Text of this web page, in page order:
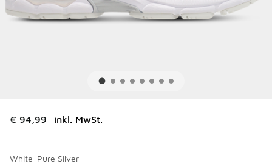
€ 94,99 inkl. MwSt.
White-Pure Silver